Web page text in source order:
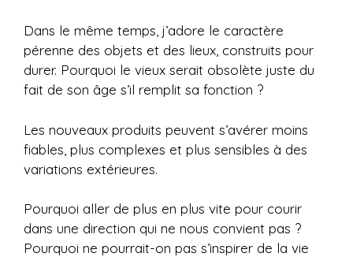
Dans le même temps, j’adore le caractère
pérenne des objets et des lieux, construits pour
durer. Pourquoi le vieux serait obsolète juste du
fait de son âge s’il remplit sa fonction ?
Les nouveaux produits peuvent s’avérer moins
fiables, plus complexes et plus sensibles à des
variations extérieures.
Pourquoi aller de plus en plus vite pour courir
dans une direction qui ne nous convient pas ?
Pourquoi ne pourrait-on pas s’inspirer de la vie